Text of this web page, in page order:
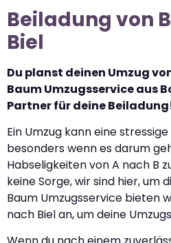
Beiladung von
Biel
Du planst deinen Umzug
Baum Umzugsservice aus
Partner für deine
Ein Umzug kann eine
besonders wenn es darum
Habseligkeiten von A nach B
keine Sorge, wir sind hier, um
Baum Umzugsservice bieten
nach Biel an, um deine